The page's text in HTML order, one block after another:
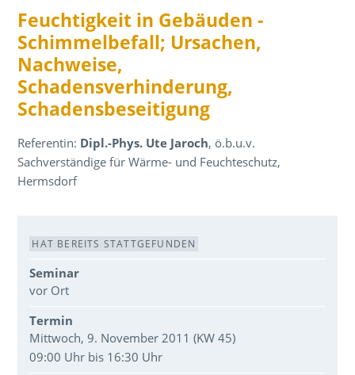
Feuchtigkeit in Gebäuden -
Schimmelbefall; Ursachen,
Nachweise,
Schadensverhinderung,
Schadensbeseitigung
Referentin: Dipl.-Phys. Ute Jaroch, ö.b.u.v.
Sachverständige für Wärme- und Feuchteschutz,
Hermsdorf
Veranstaltungsdaten
HAT BEREITS STATTGEFUNDEN
Seminar
vor Ort
Termin
Mittwoch, 9. November 2011 (KW 45)
09:00 Uhr bis 16:30 Uhr